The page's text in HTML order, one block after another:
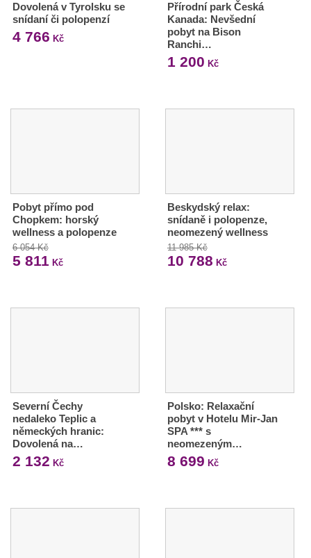
Dovolená v Tyrolsku se
snídaní či polopenzí
4 766 Kč
Přírodní park Česká
Kanada: Nevšední
pobyt na Bison
Ranchi…
1 200 Kč
Pobyt přímo pod
Chopkem: horský
wellness a polopenze
6 054 Kč
5 811 Kč
Beskydský relax:
snídaně i polopenze,
neomezený wellness
11 985 Kč
10 788 Kč
Severní Čechy
nedaleko Teplic a
německých hranic:
Dovolená na…
2 132 Kč
Polsko: Relaxační
pobyt v Hotelu Mir-Jan
SPA *** s
neomezeným…
8 699 Kč